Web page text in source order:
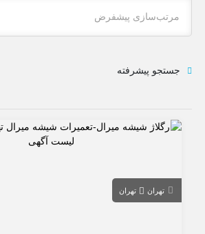
مرتب‌سازی پیشفرض
جستجو پیشرفته
تهران تهران